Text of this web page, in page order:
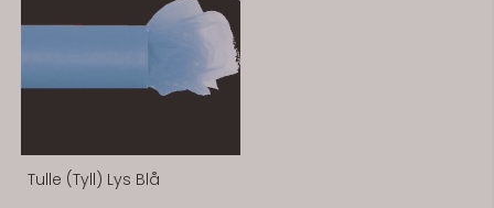
Tulle (Tyll) Lys Blå